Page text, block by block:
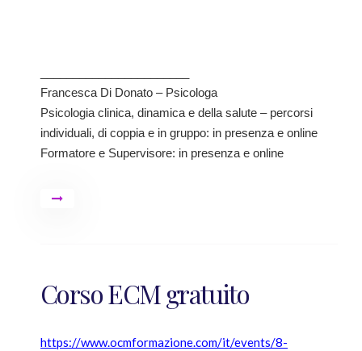
Francesca Di Donato – Psicologa
Psicologia clinica, dinamica e della salute – percorsi
individuali, di coppia e in gruppo: in presenza e online
Formatore e Supervisore: in presenza e online
Corso ECM gratuito
https://www.ocmformazione.com/it/events/8-